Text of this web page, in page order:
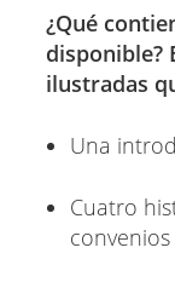
¿Qué
disponible?
ilustradas
Una
Cuatro